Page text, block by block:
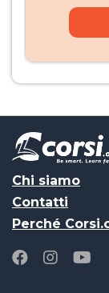
Chi siamo
Contatti
Perché